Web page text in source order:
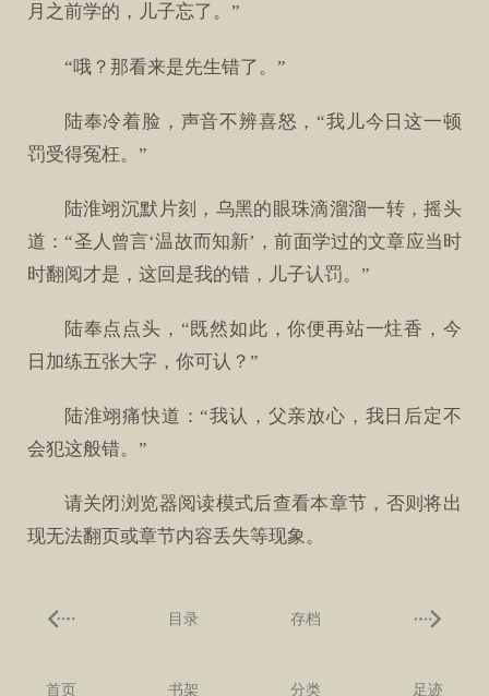
月之前学的，儿子忘了。”
“哦？那看来是先生错了。”
陆奉冷着脸，声音不辨喜怒，“我儿今日这一顿
罚受得冤枉。”
陆淮翊沉默片刻，乌黑的眼珠滴溜溜一转，摇头
道：“圣人曾言‘温故而知新’，前面学过的文章应当时
时翻阅才是，这回是我的错，儿子认罚。”
陆奉点点头，“既然如此，你便再站一炷香，今
日加练五张大字，你可认？”
陆淮翊痛快道：“我认，父亲放心，我日后定不
会犯这般错。”
请关闭浏览器阅读模式后查看本章节，否则将出
现无法翻页或章节内容丢失等现象。
目录 存档
首页 书架 分类 足迹